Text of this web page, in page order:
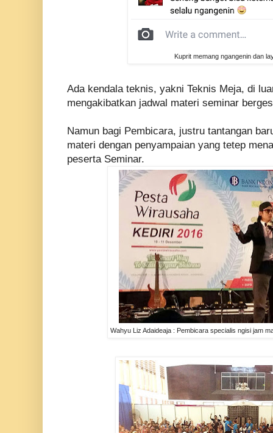
Kuprit memang ngangenin dan
Ada kendala teknis, yakni Teknis Meja, di
mengakibatkan jadwal materi seminar
Namun bagi Pembicara, justru tantangan
materi dengan penyampaian yang tetep
peserta Seminar.
Wahyu Liz Adaideaja : Pembicara specialis ngisi jam